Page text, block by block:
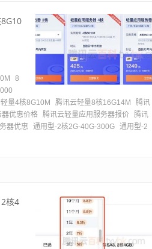
8
量4核8G10M 腾讯云轻量8核16G14M
腾讯
优惠价格 腾讯云轻量应用服务器报价 腾讯
器优惠 通用型-2核2G-40G-300G 通用型-2
核4